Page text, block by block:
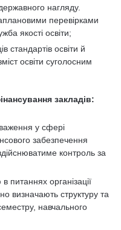
нагляду.
перевірками
якості освіти;
стандартів освіти й
освіти суголосним
закладів:
у сфері
забезпечення
контроль за
питаннях організації
визначають структуру та
навчального